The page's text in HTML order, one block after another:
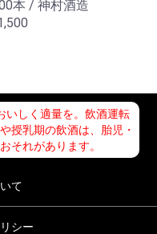
本 / 神村酒造
いしく適量を。飲酒運転
授乳期の飲酒は、胎児・
それがあります。
て
シー